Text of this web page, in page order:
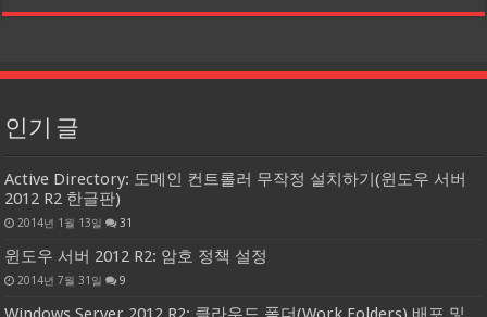
인기 글
Active Directory: 도메인 컨트롤러 무작정 설치하기(윈도우 서버
2012 R2 한글판)
2014년 1월 13일 31
윈도우 서버 2012 R2: 암호 정책 설정
2014년 7월 31일 9